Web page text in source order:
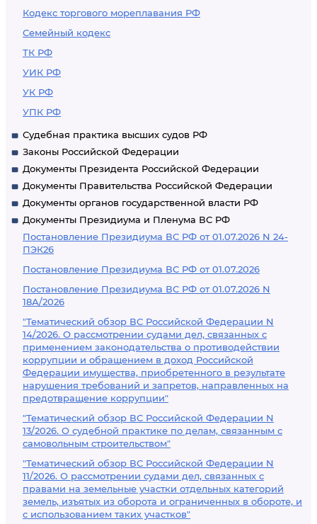
Кодекс торгового мореплавания РФ
Семейный кодекс
ТК РФ
УИК РФ
УК РФ
УПК РФ
Судебная практика высших судов РФ
Законы Российской Федерации
Документы Президента Российской Федерации
Документы Правительства Российской Федерации
Документы органов государственной власти РФ
Документы Президиума и Пленума ВС РФ
Постановление Президиума ВС РФ от 01.07.2026 N 24-
ПЭК26
Постановление Президиума ВС РФ от 01.07.2026
Постановление Президиума ВС РФ от 01.07.2026 N
18А/2026
"Тематический обзор ВС Российской Федерации N
14/2026. О рассмотрении судами дел, связанных с
применением законодательства о противодействии
коррупции и обращением в доход Российской
Федерации имущества, приобретенного в результате
нарушения требований и запретов, направленных на
предотвращение коррупции"
"Тематический обзор ВС Российской Федерации N
13/2026. О судебной практике по делам, связанным с
самовольным строительством"
"Тематический обзор ВС Российской Федерации N
11/2026. О рассмотрении судами дел, связанных с
правами на земельные участки отдельных категорий
земель, изъятых из оборота и ограниченных в обороте, и
с использованием таких участков"